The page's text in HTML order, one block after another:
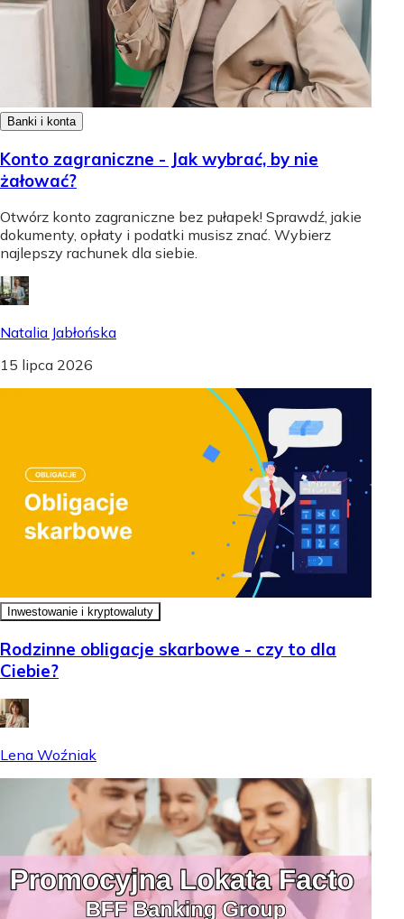
Banki i konta
Konto zagraniczne - Jak wybrać, by nie
żałować?
Otwórz konto zagraniczne bez pułapek! Sprawdź, jakie
dokumenty, opłaty i podatki musisz znać. Wybierz
najlepszy rachunek dla siebie.
Natalia Jabłońska
15 lipca 2026
Inwestowanie i kryptowaluty
Rodzinne obligacje skarbowe - czy to dla
Ciebie?
Lena Woźniak